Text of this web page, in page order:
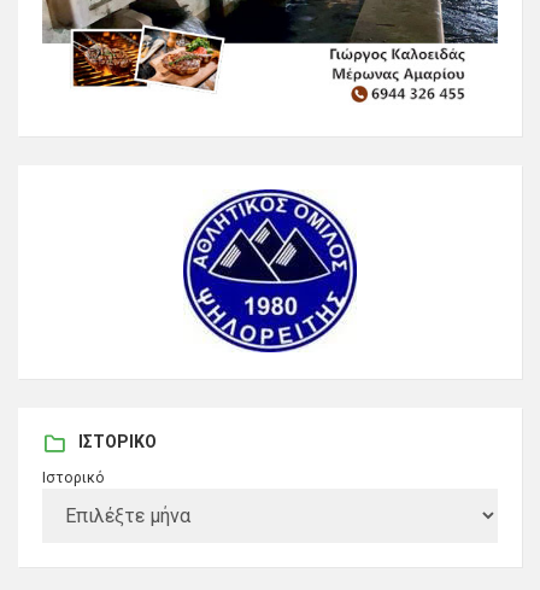
ΙΣΤΟΡΙΚΌ
Ιστορικό